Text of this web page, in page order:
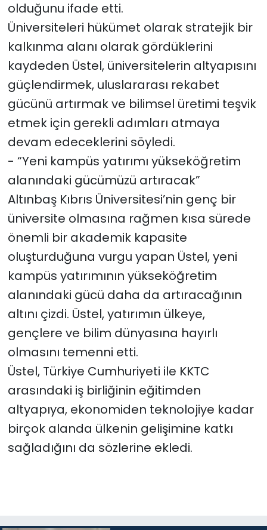
olduğunu ifade etti.
Üniversiteleri hükümet olarak stratejik bir
kalkınma alanı olarak gördüklerini
kaydeden Üstel, üniversitelerin altyapısını
güçlendirmek, uluslararası rekabet
gücünü artırmak ve bilimsel üretimi teşvik
etmek için gerekli adımları atmaya
devam edeceklerini söyledi.
- “Yeni kampüs yatırımı yükseköğretim
alanındaki gücümüzü artıracak”
Altınbaş Kıbrıs Üniversitesi’nin genç bir
üniversite olmasına rağmen kısa sürede
önemli bir akademik kapasite
oluşturduğuna vurgu yapan Üstel, yeni
kampüs yatırımının yükseköğretim
alanındaki gücü daha da artıracağının
altını çizdi. Üstel, yatırımın ülkeye,
gençlere ve bilim dünyasına hayırlı
olmasını temenni etti.
Üstel, Türkiye Cumhuriyeti ile KKTC
arasındaki iş birliğinin eğitimden
altyapıya, ekonomiden teknolojiye kadar
birçok alanda ülkenin gelişimine katkı
sağladığını da sözlerine ekledi.